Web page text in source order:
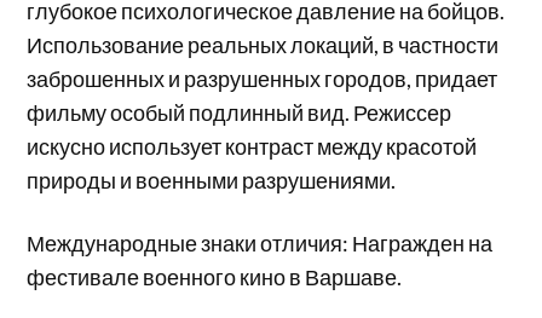
глубокое психологическое давление на бойцов.
Использование реальных локаций, в частности
заброшенных и разрушенных городов, придает
фильму особый подлинный вид. Режиссер
искусно использует контраст между красотой
природы и военными разрушениями.
Международные знаки отличия: Награжден на
фестивале военного кино в Варшаве.